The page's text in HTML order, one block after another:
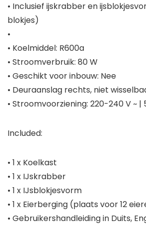
• Inclusief ijskrabber en
blokjes)
•
• Koelmiddel: R600a
• Stroomverbruik: 80 W
• Geschikt voor inbouw: Nee
• Deuraanslag rechts, niet
• Stroomvoorziening: 220-240 V ~ |
Included:
• 1 x Koelkast
• 1 x IJskrabber
• 1 x IJsblokjesvorm
• 1 x Eierberging (plaats voor 12
• Gebruikershandleiding in Duits,